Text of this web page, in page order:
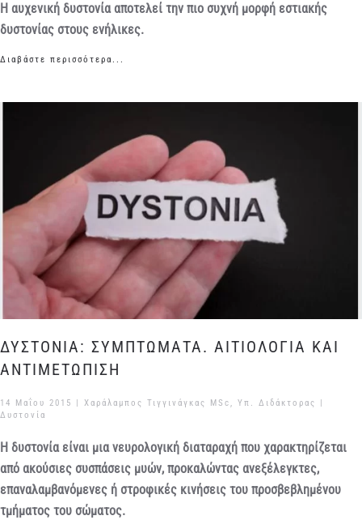
Η αυχενική δυστονία αποτελεί την πιο συχνή μορφή εστιακής
δυστονίας στους ενήλικες.
Διαβάστε περισσότερα...
ΔΥΣΤΟΝΙΑ: ΣΥΜΠΤΩΜΑΤΑ. ΑΙΤΙΟΛΟΓΙΑ ΚΑΙ
ΑΝΤΙΜΕΤΩΠΙΣΗ
14 Μαΐου 2015
| Χαράλαμπος Τιγγινάγκας MSc, Υπ. Διδάκτορας |
Δυστονία
Η δυστονία είναι μια νευρολογική διαταραχή που χαρακτηρίζεται
από ακούσιες συσπάσεις μυών, προκαλώντας ανεξέλεγκτες,
επαναλαμβανόμενες ή στροφικές κινήσεις του προσβεβλημένου
τμήματος του σώματος.